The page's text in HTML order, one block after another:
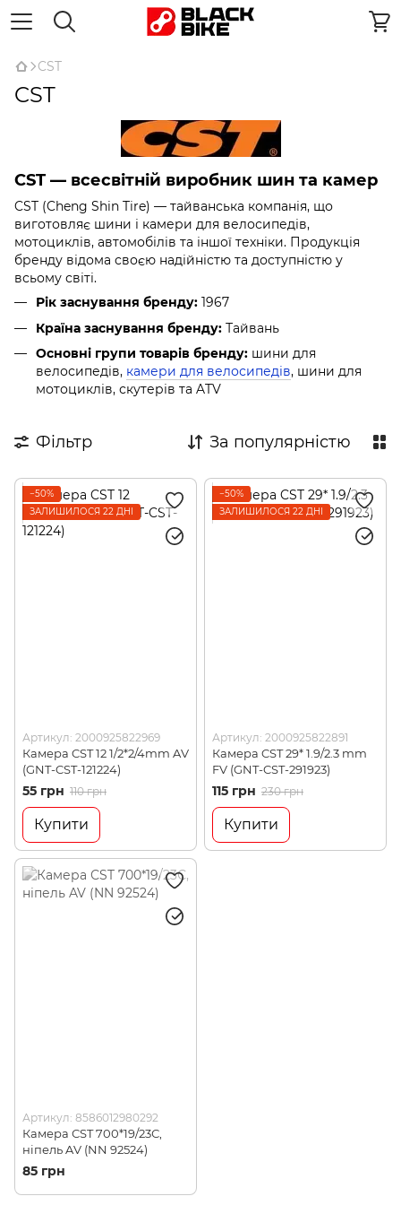
CST
CST
CST — всесвітній виробник шин та камер
CST (Cheng Shin Tire) — тайванська компанія, що
виготовляє шини і камери для велосипедів,
мотоциклів, автомобілів та іншої техніки. Продукція
бренду відома своєю надійністю та доступністю у
всьому світі.
Рік заснування бренду: 1967
Країна заснування бренду: Тайвань
Основні групи товарів бренду: шини для
велосипедів, камери для велосипедів, шини для
мотоциклів, скутерів та ATV
Фільтр За популярністю
−50%
ЗАЛИШИЛОСЯ 22 ДНІ
Артикул: 2000925822969
Камера CST 12 1/2*2/4mm AV
(GNT-CST-121224)
55 грн 110 грн
Купити
−50%
ЗАЛИШИЛОСЯ 22 ДНІ
Артикул: 2000925822891
Камера CST 29* 1.9/2.3 mm
FV (GNT-CST-291923)
115 грн 230 грн
Купити
Артикул: 8586012980292
Камера СST 700*19/23С,
ніпель AV (NN 92524)
85 грн